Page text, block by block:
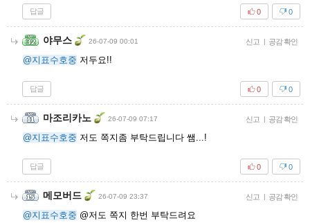
답글 0
0
야무스 26-07-09 00:01 신고 | 공감 확인
@지표수호중 저두요!!
답글 0
0
마조리카노 26-07-09 07:17 신고 | 공감 확인
@지표수호중 저도 쪽지좀 부탁드립니다 쌤...!
답글 0
0
메모버드 26-07-09 23:37 신고 | 공감 확인
@지표수호중 @저도 쪽지 한번 부탁드려요